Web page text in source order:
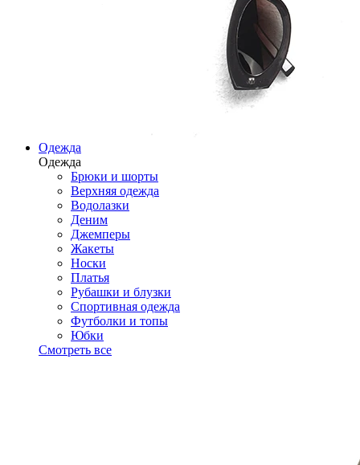
Одежда
Одежда
Брюки и шорты
Верхняя одежда
Водолазки
Деним
Джемперы
Жакеты
Носки
Платья
Рубашки и блузки
Спортивная одежда
Футболки и топы
Юбки
Смотреть все